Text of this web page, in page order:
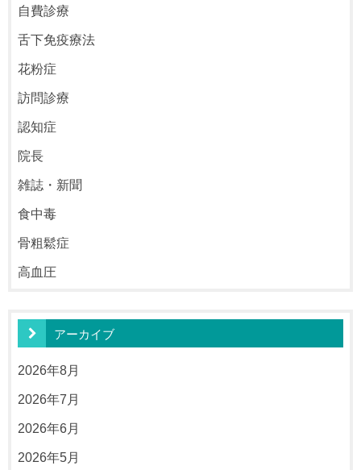
自費診療
舌下免疫療法
花粉症
訪問診療
認知症
院長
雑誌・新聞
食中毒
骨粗鬆症
高血圧
アーカイブ
2026年8月
2026年7月
2026年6月
2026年5月